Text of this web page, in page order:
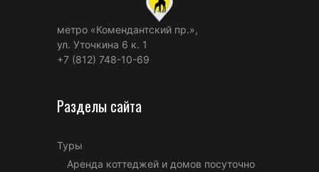
метро «Комендантский пр.»,
ул. Уточкина 6 к. 1
+7 (812) 748-10-69
Разделы сайта
Туры
Аренда коттеджей и домов посуточно